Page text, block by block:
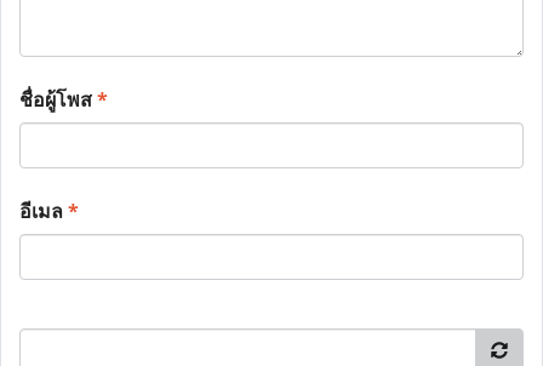
ชื่อผู้โพส*
อีเมล*